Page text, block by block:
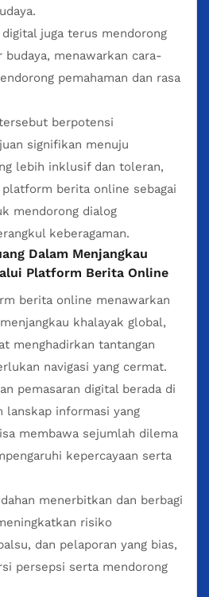
juga terus mendorong
menawarkan cara-
pemahaman dan rasa
berpotensi
signifikan menuju
lebih inklusif dan toleran,
berita online sebagai
mendorong dialog
keberagaman.
Dalam Menjangkau
Platform Berita Online
berita online menawarkan
khalayak global,
menghadirkan tantangan
navigasi yang cermat.
pemasaran digital berada di
lanskap informasi yang
membawa sejumlah dilema
kepercayaan serta
menerbitkan dan berbagi
risiko
dan pelaporan yang bias,
persepsi serta mendorong